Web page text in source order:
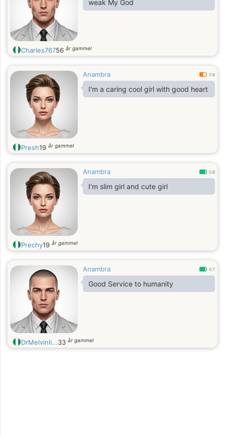
weak My God
Charles76756 år gammel
Anambra 0.6
I'm a caring cool girl with good heart
Presh19 år gammel
Anambra 0.8
I'm slim girl and cute girl
Prechy19 år gammel
Anambra 0.7
Good Service to humanity
DrMelvinli...33 år gammel